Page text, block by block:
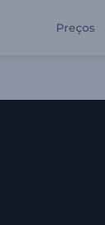
Preços